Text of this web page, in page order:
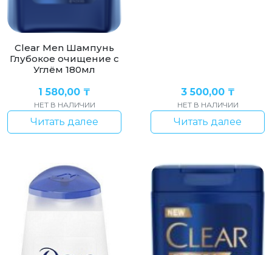
Clear Men Шампунь
Глубокое очищение с
Углём 180мл
1 580,00 ₸
НЕТ В НАЛИЧИИ
Читать далее
3 500,00 ₸
НЕТ В НАЛИЧИИ
Читать далее